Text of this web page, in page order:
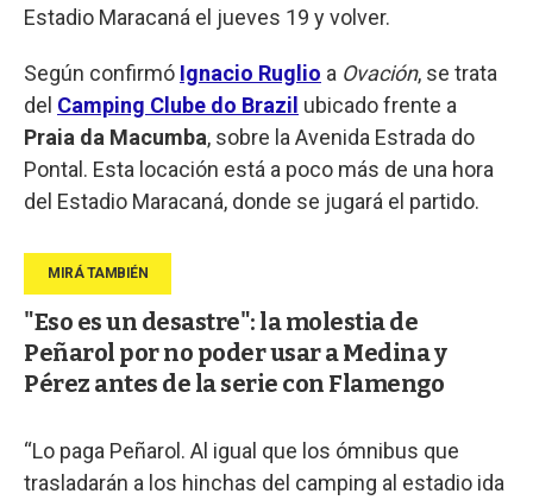
Estadio Maracaná el jueves 19 y volver.
Según confirmó Ignacio Ruglio a Ovación, se trata
del Camping Clube do Brazil ubicado frente a
Praia da Macumba, sobre la Avenida Estrada do
Pontal. Esta locación está a poco más de una hora
del Estadio Maracaná, donde se jugará el partido.
"Eso es un desastre": la molestia de
Peñarol por no poder usar a Medina y
Pérez antes de la serie con Flamengo
“Lo paga Peñarol. Al igual que los ómnibus que
trasladarán a los hinchas del camping al estadio ida